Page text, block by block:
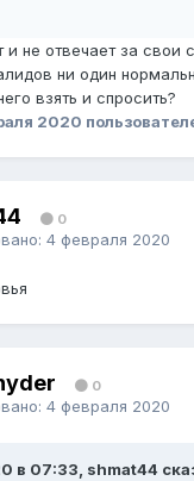
и не отвечает за свои
ни один
взять и спросить?
2020
0
4 февраля 2020
0
4 февраля 2020
в 07:33, shmat44